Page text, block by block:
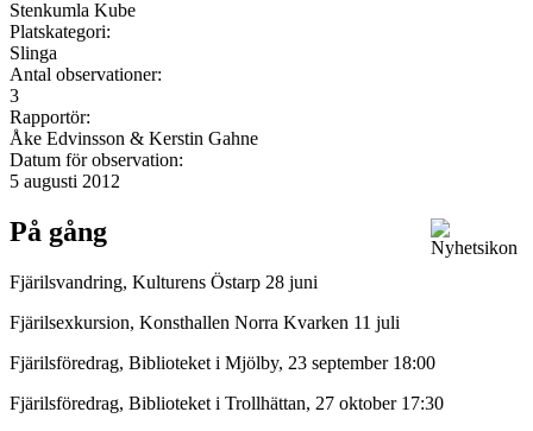
Stenkumla Kube
Platskategori:
Slinga
Antal observationer:
3
Rapportör:
Åke Edvinsson & Kerstin Gahne
Datum för observation:
5 augusti 2012
På gång
Fjärilsvandring, Kulturens Östarp 28 juni
Fjärilsexkursion, Konsthallen Norra Kvarken 11 juli
Fjärilsföredrag, Biblioteket i Mjölby, 23 september 18:00
Fjärilsföredrag, Biblioteket i Trollhättan, 27 oktober 17:30